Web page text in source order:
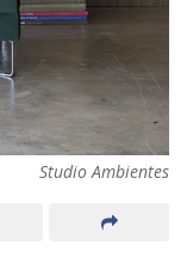
Studio Ambientes